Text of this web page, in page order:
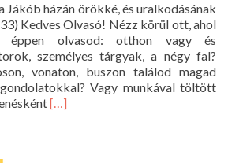
Jákób házán örökké, és uralkodásának
Kedves Olvasó! Nézz körül ott, ahol
olvasod: otthon vagy és
személyes tárgyak, a négy fal?
vonaton, buszon találod magad
Vagy munkával töltött
Read
[…]